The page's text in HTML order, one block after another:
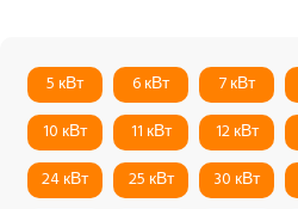
5 кВт 6 кВт 7 кВт
10 кВт
11 кВт 12 кВт
24 кВт
25 кВт 30 кВт